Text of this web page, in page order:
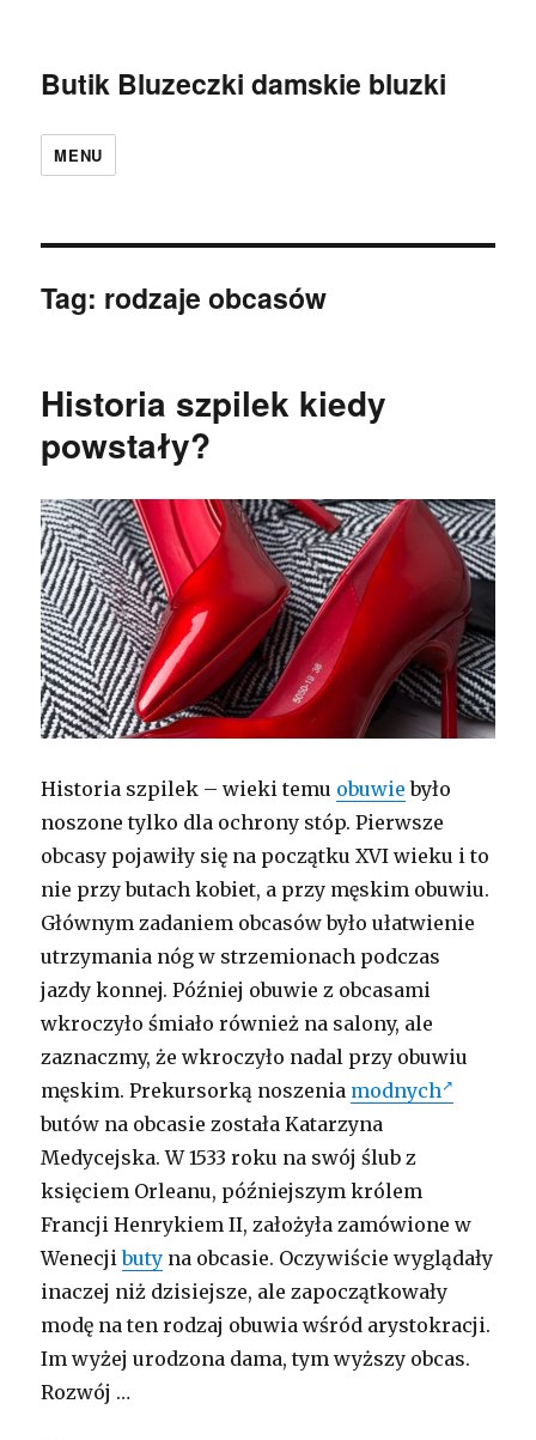
Butik Bluzeczki damskie bluzki
MENU
Tag: rodzaje obcasów
Historia szpilek kiedy
powstały?
Historia szpilek – wieki temu obuwie było
noszone tylko dla ochrony stóp. Pierwsze
obcasy pojawiły się na początku XVI wieku i to
nie przy butach kobiet, a przy męskim obuwiu.
Głównym zadaniem obcasów było ułatwienie
utrzymania nóg w strzemionach podczas
jazdy konnej. Później obuwie z obcasami
wkroczyło śmiało również na salony, ale
zaznaczmy, że wkroczyło nadal przy obuwiu
męskim. Prekursorką noszenia modnych
butów na obcasie została Katarzyna
Medycejska. W 1533 roku na swój ślub z
księciem Orleanu, późniejszym królem
Francji Henrykiem II, założyła zamówione w
Wenecjibuty na obcasie. Oczywiście wyglądały
inaczej niż dzisiejsze, ale zapoczątkowały
modę na ten rodzaj obuwia wśród arystokracji.
Im wyżej urodzona dama, tym wyższy obcas.
Rozwój …